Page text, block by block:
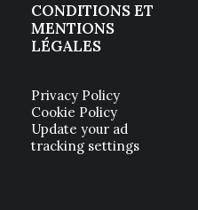
CONDITIONS ET
MENTIONS
LÉGALES
Privacy Policy
Cookie Policy
Update your ad
tracking settings